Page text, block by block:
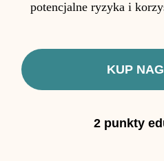
potencjalne ryzyka i
KUP
2 punkty